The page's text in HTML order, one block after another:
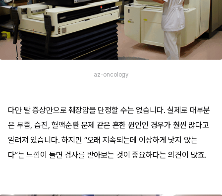
az-oncology
다만 발 증상만으로 췌장암을 단정할 수는 없습니다. 실제로 대부분
은 무좀, 습진, 혈액순환 문제 같은 흔한 원인인 경우가 훨씬 많다고
알려져 있습니다. 하지만 “오래 지속되는데 이상하게 낫지 않는
다”는 느낌이 들면 검사를 받아보는 것이 중요하다는 의견이 많죠.